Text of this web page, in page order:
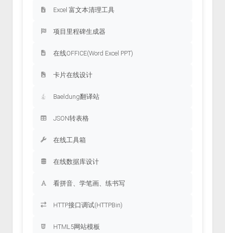
Excel 富文本清理工具
项目里程碑生成器
在线OFFICE(Word Excel PPT)
卡片在线设计
Baeldung翻译站
JSON转表格
在线工具箱
在线数据库设计
看拼音、学笔画、练书写
HTTP接口调试(HTTPBin)
HTML5网站模板